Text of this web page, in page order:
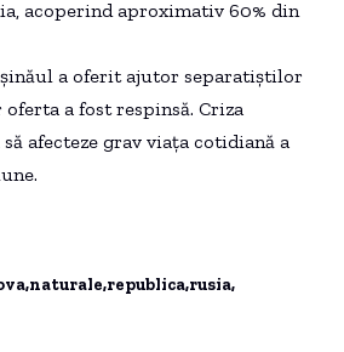
acoperind aproximativ 60% din
a oferit ajutor separatiștilor
a fost respinsă. Criza
afecteze grav viața cotidiană a
naturale republica rusia